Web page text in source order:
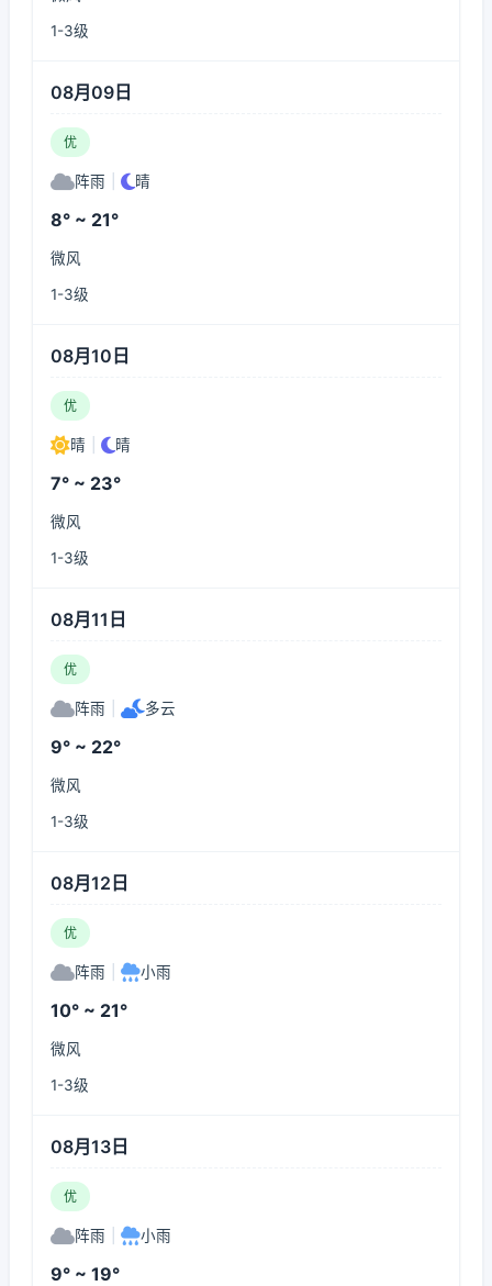
1-3级
08月09日
优
阵雨 晴
8° ~ 21°
微风
1-3级
08月10日
优
晴 晴
7° ~ 23°
微风
1-3级
08月11日
优
阵雨 多云
9° ~ 22°
微风
1-3级
08月12日
优
阵雨 小雨
10° ~ 21°
微风
1-3级
08月13日
优
阵雨 小雨
9° ~ 19°